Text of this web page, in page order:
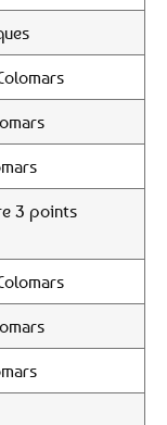
3 points